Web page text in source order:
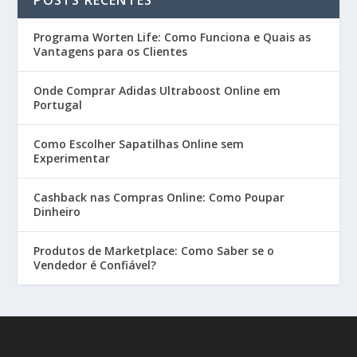
Programa Worten Life: Como Funciona e Quais as
Vantagens para os Clientes
Onde Comprar Adidas Ultraboost Online em
Portugal
Como Escolher Sapatilhas Online sem
Experimentar
Cashback nas Compras Online: Como Poupar
Dinheiro
Produtos de Marketplace: Como Saber se o
Vendedor é Confiável?